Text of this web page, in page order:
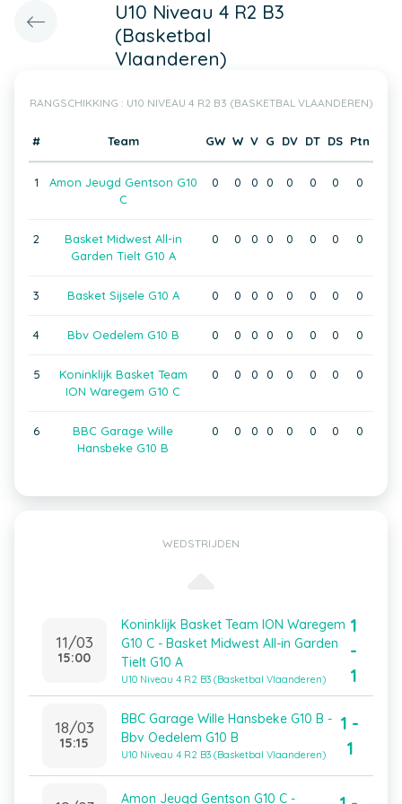
U10 Niveau 4 R2 B3
(Basketbal
Vlaanderen)
RANGSCHIKKING : U10 NIVEAU 4 R2 B3 (BASKETBAL VLAANDEREN)
# Team GW W V G DV DT DS Ptn
1
Amon Jeugd Gentson G10
C
0 0 0 0 0 0 0 0
2
Basket Midwest All-in
Garden Tielt G10 A
0 0 0 0 0 0 0 0
3 Basket Sijsele G10 A 0 0 0 0 0 0 0 0
4 Bbv Oedelem G10 B 0 0 0 0 0 0 0 0
5
Koninklijk Basket Team
ION Waregem G10 C
0 0 0 0 0 0 0 0
6
BBC Garage Wille
Hansbeke G10 B
0 0 0 0 0 0 0 0
WEDSTRIJDEN
11/03
15:00
Koninklijk Basket Team ION Waregem
G10 C - Basket Midwest All-in Garden
Tielt G10 A
U10 Niveau 4 R2 B3 (Basketbal Vlaanderen)
1
-
1
18/03
15:15
BBC Garage Wille Hansbeke G10 B -
Bbv Oedelem G10 B
U10 Niveau 4 R2 B3 (Basketbal Vlaanderen)
1 -
1
Amon Jeugd Gentson G10 C -